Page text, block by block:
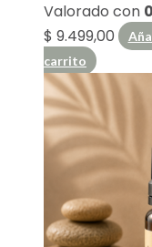
Valorado con 0
$ 9.499,00
carrito